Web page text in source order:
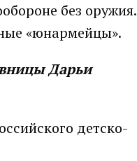
без оружия.
«юнармейцы».
Дарьи
детско-